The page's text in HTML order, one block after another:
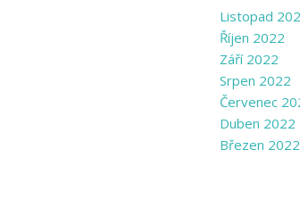
Listopad
Říjen 2022
Září 2022
Srpen 2022
Červenec
Duben 2022
Březen 2022